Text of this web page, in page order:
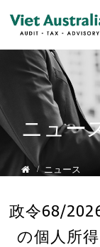
ニュー
ニュース
政令68/
の個人所